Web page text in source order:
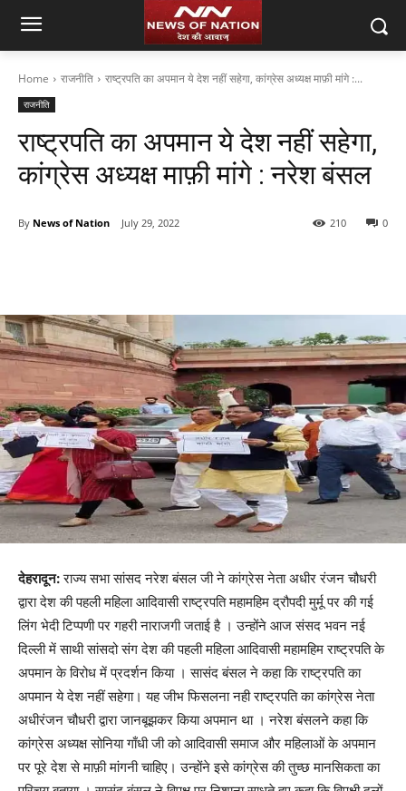
Home राजनीति राष्ट्रपति का अपमान ये देश नहीं सहेगा, कांग्रेस अध्यक्ष माफ़ी मांगे :...
राजनीति
राष्ट्रपति का अपमान ये देश नहीं सहेगा,
कांग्रेस अध्यक्ष माफ़ी मांगे : नरेश बंसल
By News of Nation July 29, 2022 0
210
देहरादून:राज्य सभा सांसद नरेश बंसल जी ने कांग्रेस नेता अधीर रंजन चौधरी
द्वारा देश की पहली महिला आदिवासी राष्ट्रपति महामहिम द्रौपदी मुर्मू पर की गई
लिंग भेदी टिप्पणी पर गहरी नाराजगी जताई है । उन्होंने आज संसद भवन नई
दिल्ली में साथी सांसदो संग देश की पहली महिला आदिवासी महामहिम राष्ट्रपति के
अपमान के विरोध में प्रदर्शन किया । सासंद बंसल ने कहा कि राष्ट्रपति का
अपमान ये देश नहीं सहेगा। यह जीभ फिसलना नही राष्ट्रपति का कांग्रेस नेता
अधीरंजन चौधरी द्वारा जानबूझकर किया अपमान था । नरेश बंसलने कहा कि
कांग्रेस अध्यक्ष सोनिया गाँधी जी को आदिवासी समाज और महिलाओं के अपमान
पर पूरे देश से माफ़ी मांगनी चाहिए। उन्होंने इसे कांग्रेस की तुच्छ मानसिकता का